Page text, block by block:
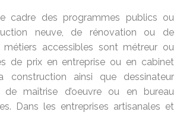
cadre des programmes publics ou
neuve, de rénovation ou de
métiers accessibles sont métreur ou
de prix en entreprise ou en cabinet
construction ainsi que dessinateur
maîtrise d’oeuvre ou en bureau
Dans les entreprises artisanales et